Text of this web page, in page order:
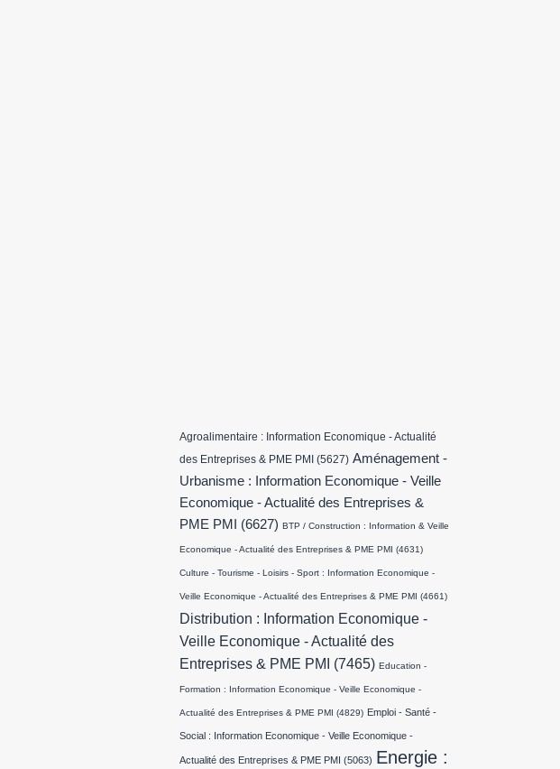
Agroalimentaire : Information Economique - Actualité
des Entreprises & PME PMI (5627) Aménagement -
Urbanisme : Information Economique - Veille
Economique - Actualité des Entreprises &
PME PMI
(6627) BTP / Construction : Information & Veille
Economique - Actualité des Entreprises & PME PMI (4631)
Culture - Tourisme - Loisirs - Sport : Information Economique -
Veille Economique - Actualité des Entreprises & PME PMI (4661)
Distribution : Information Economique -
Veille Economique - Actualité des
Entreprises & PME PMI (7465) Education -
Formation : Information Economique - Veille Economique -
Actualité des Entreprises & PME PMI (4829) Emploi - Santé -
Social : Information Economique - Veille Economique -
Actualité des Entreprises & PME PMI (5063) Energie :